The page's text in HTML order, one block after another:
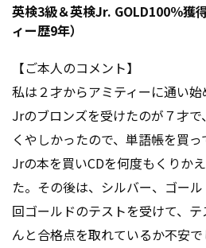
英検3級＆英検Jr. GOLD100％獲
ィー歴9年）
【ご本人のコメント】
私は２才からアミティーに通い
Jrのブロンズを受けたのが７才
くやしかったので、単語帳を買
Jrの本を買いCDを何度もくりか
た。その後は、シルバー、ゴー
回ゴールドのテストを受けて、
んと合格点を取れているか不安